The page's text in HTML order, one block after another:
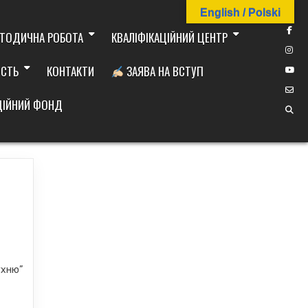
РОБОТА
КВАЛІФІКАЦІЙНИЙ ЦЕНТР
КОНТАКТИ
ЗАЯВА НА ВСТУП
ФОНД
English / Polski